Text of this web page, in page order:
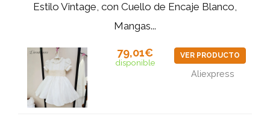
Estilo Vintage, con Cuello de Encaje Blanco,
Mangas...
79,01€
disponible
VER PRODUCTO
Aliexpress